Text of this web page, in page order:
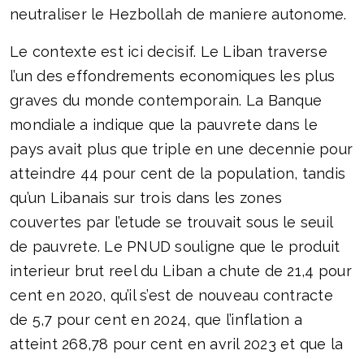
neutraliser le Hezbollah de maniere autonome.
Le contexte est ici decisif. Le Liban traverse
l’un des effondrements economiques les plus
graves du monde contemporain. La Banque
mondiale a indique que la pauvrete dans le
pays avait plus que triple en une decennie pour
atteindre 44 pour cent de la population, tandis
qu’un Libanais sur trois dans les zones
couvertes par l’etude se trouvait sous le seuil
de pauvrete. Le PNUD souligne que le produit
interieur brut reel du Liban a chute de 21,4 pour
cent en 2020, qu’il s’est de nouveau contracte
de 5,7 pour cent en 2024, que l’inflation a
atteint 268,78 pour cent en avril 2023 et que la